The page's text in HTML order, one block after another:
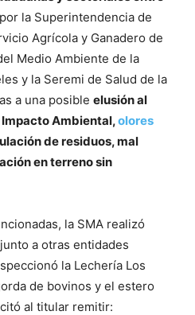
la Superintendencia de
Agrícola y Ganadero de
Medio Ambiente de la
y la Seremi de Salud de la
a una posible elusión al
Ambiental,olores
de residuos, mal
en terreno sin
la SMA realizó
a otras entidades
la Lechería Los
de bovinos y el estero
al titular remitir: